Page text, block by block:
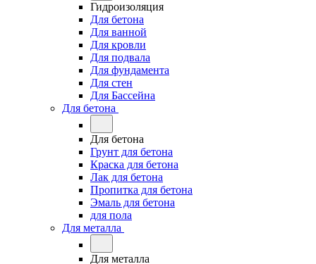
Гидроизоляция
Для бетона
Для ванной
Для кровли
Для подвала
Для фундамента
Для стен
Для Бассейна
Для бетона
Для бетона
Грунт для бетона
Краска для бетона
Лак для бетона
Пропитка для бетона
Эмаль для бетона
для пола
Для металла
Для металла